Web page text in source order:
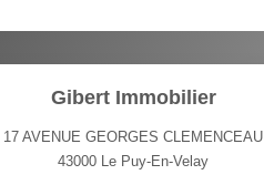
Gibert Immobilier
17 AVENUE GEORGES CLEMENCEAU
43000 Le Puy-En-Velay